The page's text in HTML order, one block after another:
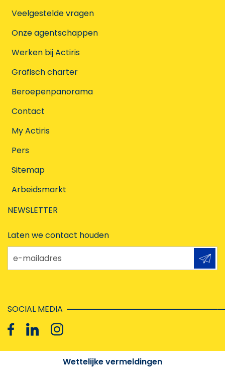
Veelgestelde vragen
Onze agentschappen
Werken bij Actiris
Grafisch charter
Beroepenpanorama
Contact
My Actiris
Pers
Sitemap
Arbeidsmarkt
NEWSLETTER
Laten we contact houden
e-mailadres
SOCIAL MEDIA
Wettelijke vermeldingen